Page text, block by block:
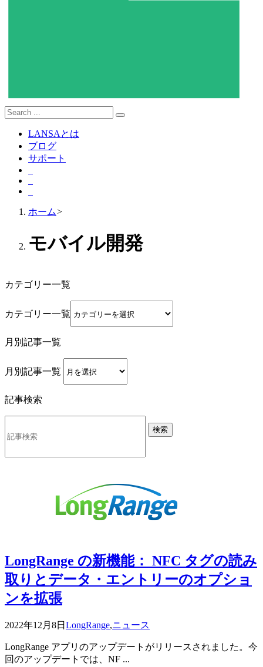
LANSAとは
ブログ
サポート
ホーム>
モバイル開発
カテゴリー一覧
カテゴリー一覧
月別記事一覧
月別記事一覧
記事検索
検索
LongRange の新機能： NFC タグの読み
取りとデータ・エントリーのオプショ
ンを拡張
2022年12月8日 LongRange,ニュース
LongRange アプリのアップデートがリリースされました。今
回のアップデートでは、NF ...